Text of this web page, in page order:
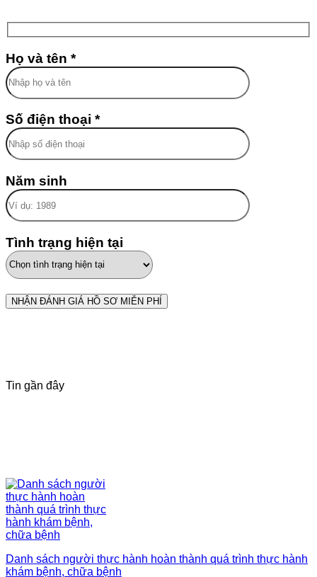
Họ và tên *
Số điện thoại *
Năm sinh
Tình trạng hiện tại
Tin gần đây
Danh sách người thực hành hoàn thành quá trình thực hành
khám bệnh, chữa bệnh